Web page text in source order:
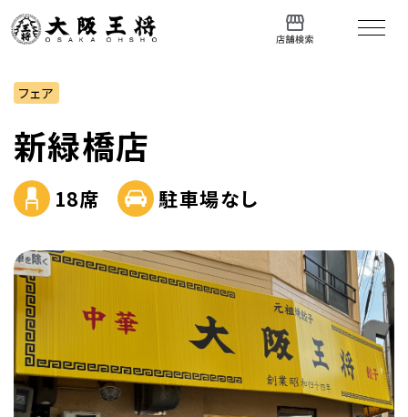
フェア
新緑橋店
18席 駐車場なし